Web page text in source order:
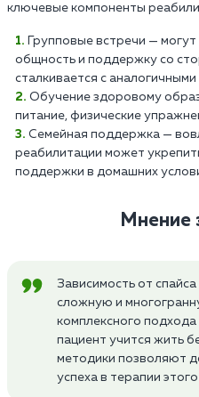
ключевые компоненты
Групповые встречи —
общность и поддержку со
сталкивается с
Обучение здоровому
питание, физические
Семейная поддержка —
реабилитации может
поддержки в домашних
Мнение
Зависимость от
сложную и
комплексного
пациент учится жить
методики позволяют
успеха в терапии